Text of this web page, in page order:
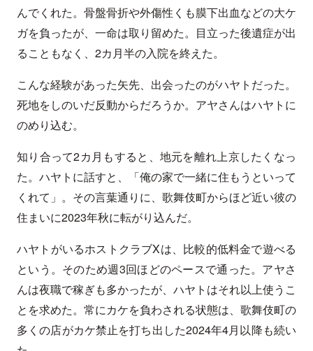
んでくれた。骨盤骨折や外傷性くも膜下出血などの大ケ
ガを負ったが、一命は取り留めた。目立った後遺症が出
ることもなく、2カ月半の入院を終えた。
こんな経験があった矢先、出会ったのがハヤトだった。
死地をしのいだ反動からだろうか。アヤさんはハヤトに
のめり込む。
知り合って2カ月もすると、地元を離れ上京したくなっ
た。ハヤトに話すと、「俺の家で一緒に住もうといって
くれて」。その言葉通りに、歌舞伎町からほど近い彼の
住まいに2023年秋に転がり込んだ。
ハヤトがいるホストクラブXは、比較的低料金で遊べる
という。そのため週3回ほどのペースで通った。アヤさ
んは夜職で稼ぎも多かったが、ハヤトはそれ以上使うこ
とを求めた。常にカケを負わされる状態は、歌舞伎町の
多くの店がカケ禁止を打ち出した2024年4月以降も続い